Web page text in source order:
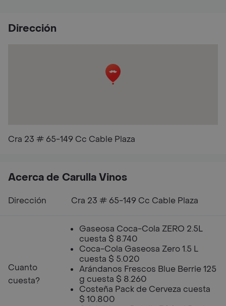
Dirección
Cra 23 # 65-149 Cc Cable Plaza
Acerca de Carulla Vinos
Dirección Cra 23 # 65-149 Cc Cable Plaza
Cuanto
cuesta?
Gaseosa Coca-Cola ZERO 2.5L
cuesta $ 8.740
Coca-Cola Gaseosa Zero 1.5 L
cuesta $ 5.020
Arándanos Frescos Blue Berrie 125
g cuesta $ 8.260
Costeña Pack de Cerveza cuesta
$ 10.800